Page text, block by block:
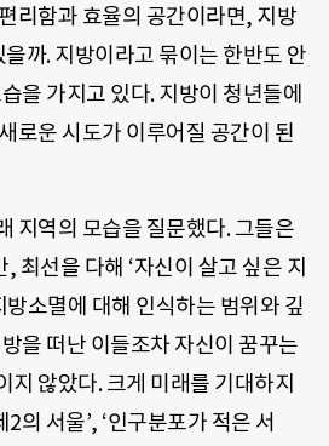
리함과 효율의 공간이라면, 지방
까. 지방이라고 묶이는 한반도 안
을 가지고 있다. 지방이 청년들에
로운 시도가 이루어질 공간이 된
지역의 모습을 질문했다. 그들은
최선을 다해 ‘자신이 살고 싶은 지
방소멸에 대해 인식하는 범위와 깊
을 떠난 이들조차 자신이 꿈꾸는
지 않았다. 크게 미래를 기대하지
의 서울’, ‘인구분포가 적은 서